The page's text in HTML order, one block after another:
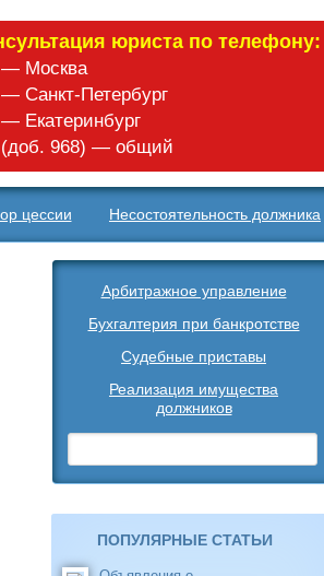
цессии Несостоятельность должника
Арбитражное управление
Бухгалтерия при банкротстве
Судебные приставы
Реализация имущества
должников
юриста по телефону:
— Москва
Санкт-Петербург
Екатеринбург
(доб. 968) — общий
ПОПУЛЯРНЫЕ СТАТЬИ